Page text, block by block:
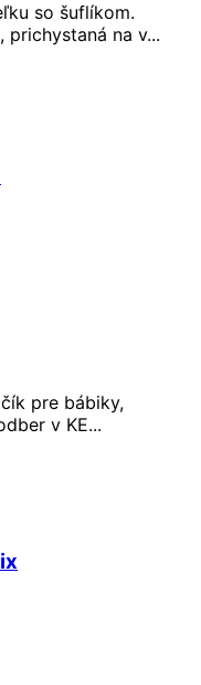
so šuflíkom.
prichystaná na v...
pre bábiky,
v KE...